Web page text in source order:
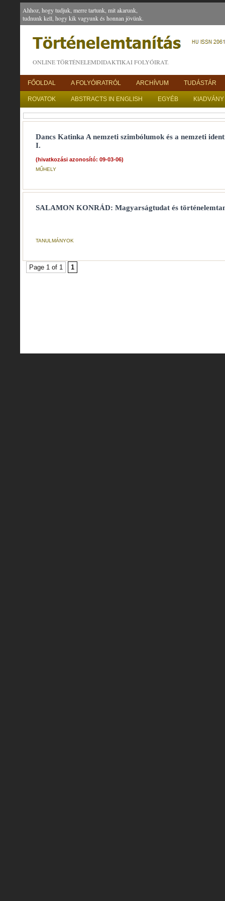
Ahhoz, hogy tudjuk, merre tartunk, mit akarunk,
tudnunk kell, hogy kik vagyunk és honnan jövünk.
ONLINE TÖRTÉNELEMDIDAKTIKAI FOLYÓIRAT.
FŐOLDAL A FOLYÓIRATRÓL ARCHÍVUM TUDÁSTÁR
ROVATOK ABSTRACTS IN ENGLISH EGYÉB
Dancs Katinka A nemzeti szimbólumok és a nemzeti
I.
(hivatkozási azonosító: 09-03-06)
MŰHELY
SALAMON KONRÁD: Magyarságtudat és
TANULMÁNYOK
Page 1 of 1 1